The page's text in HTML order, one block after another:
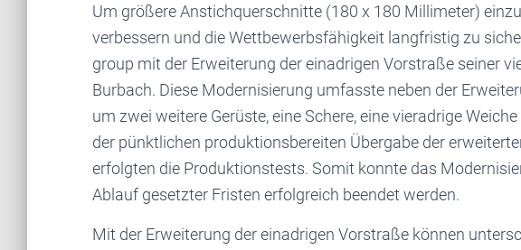
Um größere Anstichquerschnitte (180 x 180 Millimeter)
verbessern und die Wettbewerbsfähigkeit langfristig zu
group mit der Erweiterung der einadrigen Vorstraße seiner
Burbach. Diese Modernisierung umfasste neben der
um zwei weitere Gerüste, eine Schere, eine vieradrige
der pünktlichen produktionsbereiten Übergabe der
erfolgten die Produktionstests. Somit konnte das
Ablauf gesetzter Fristen erfolgreich beendet werden.
Mit der Erweiterung der einadrigen Vorstraße können